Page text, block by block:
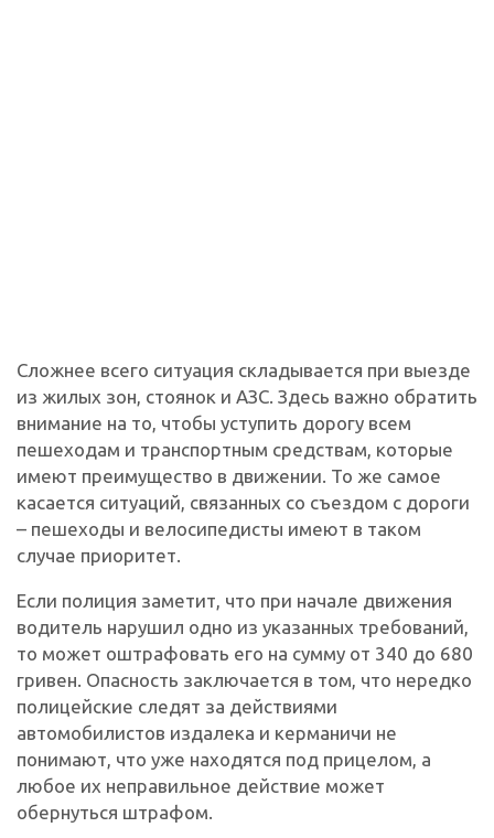
Сложнее всего ситуация складывается при выезде
из жилых зон, стоянок и АЗС. Здесь важно обратить
внимание на то, чтобы уступить дорогу всем
пешеходам и транспортным средствам, которые
имеют преимущество в движении. То же самое
касается ситуаций, связанных со съездом с дороги
– пешеходы и велосипедисты имеют в таком
случае приоритет.
Если полиция заметит, что при начале движения
водитель нарушил одно из указанных требований,
то может оштрафовать его на сумму от 340 до 680
гривен. Опасность заключается в том, что нередко
полицейские следят за действиями
автомобилистов издалека и керманичи не
понимают, что уже находятся под прицелом, а
любое их неправильное действие может
обернуться штрафом.